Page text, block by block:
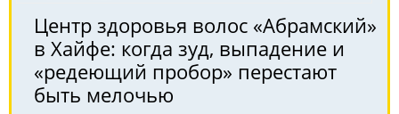
Центр здоровья волос «Абрaмский»
в Хайфе: когда зуд, выпадение и
«редеющий пробор» перестают
быть мелочью